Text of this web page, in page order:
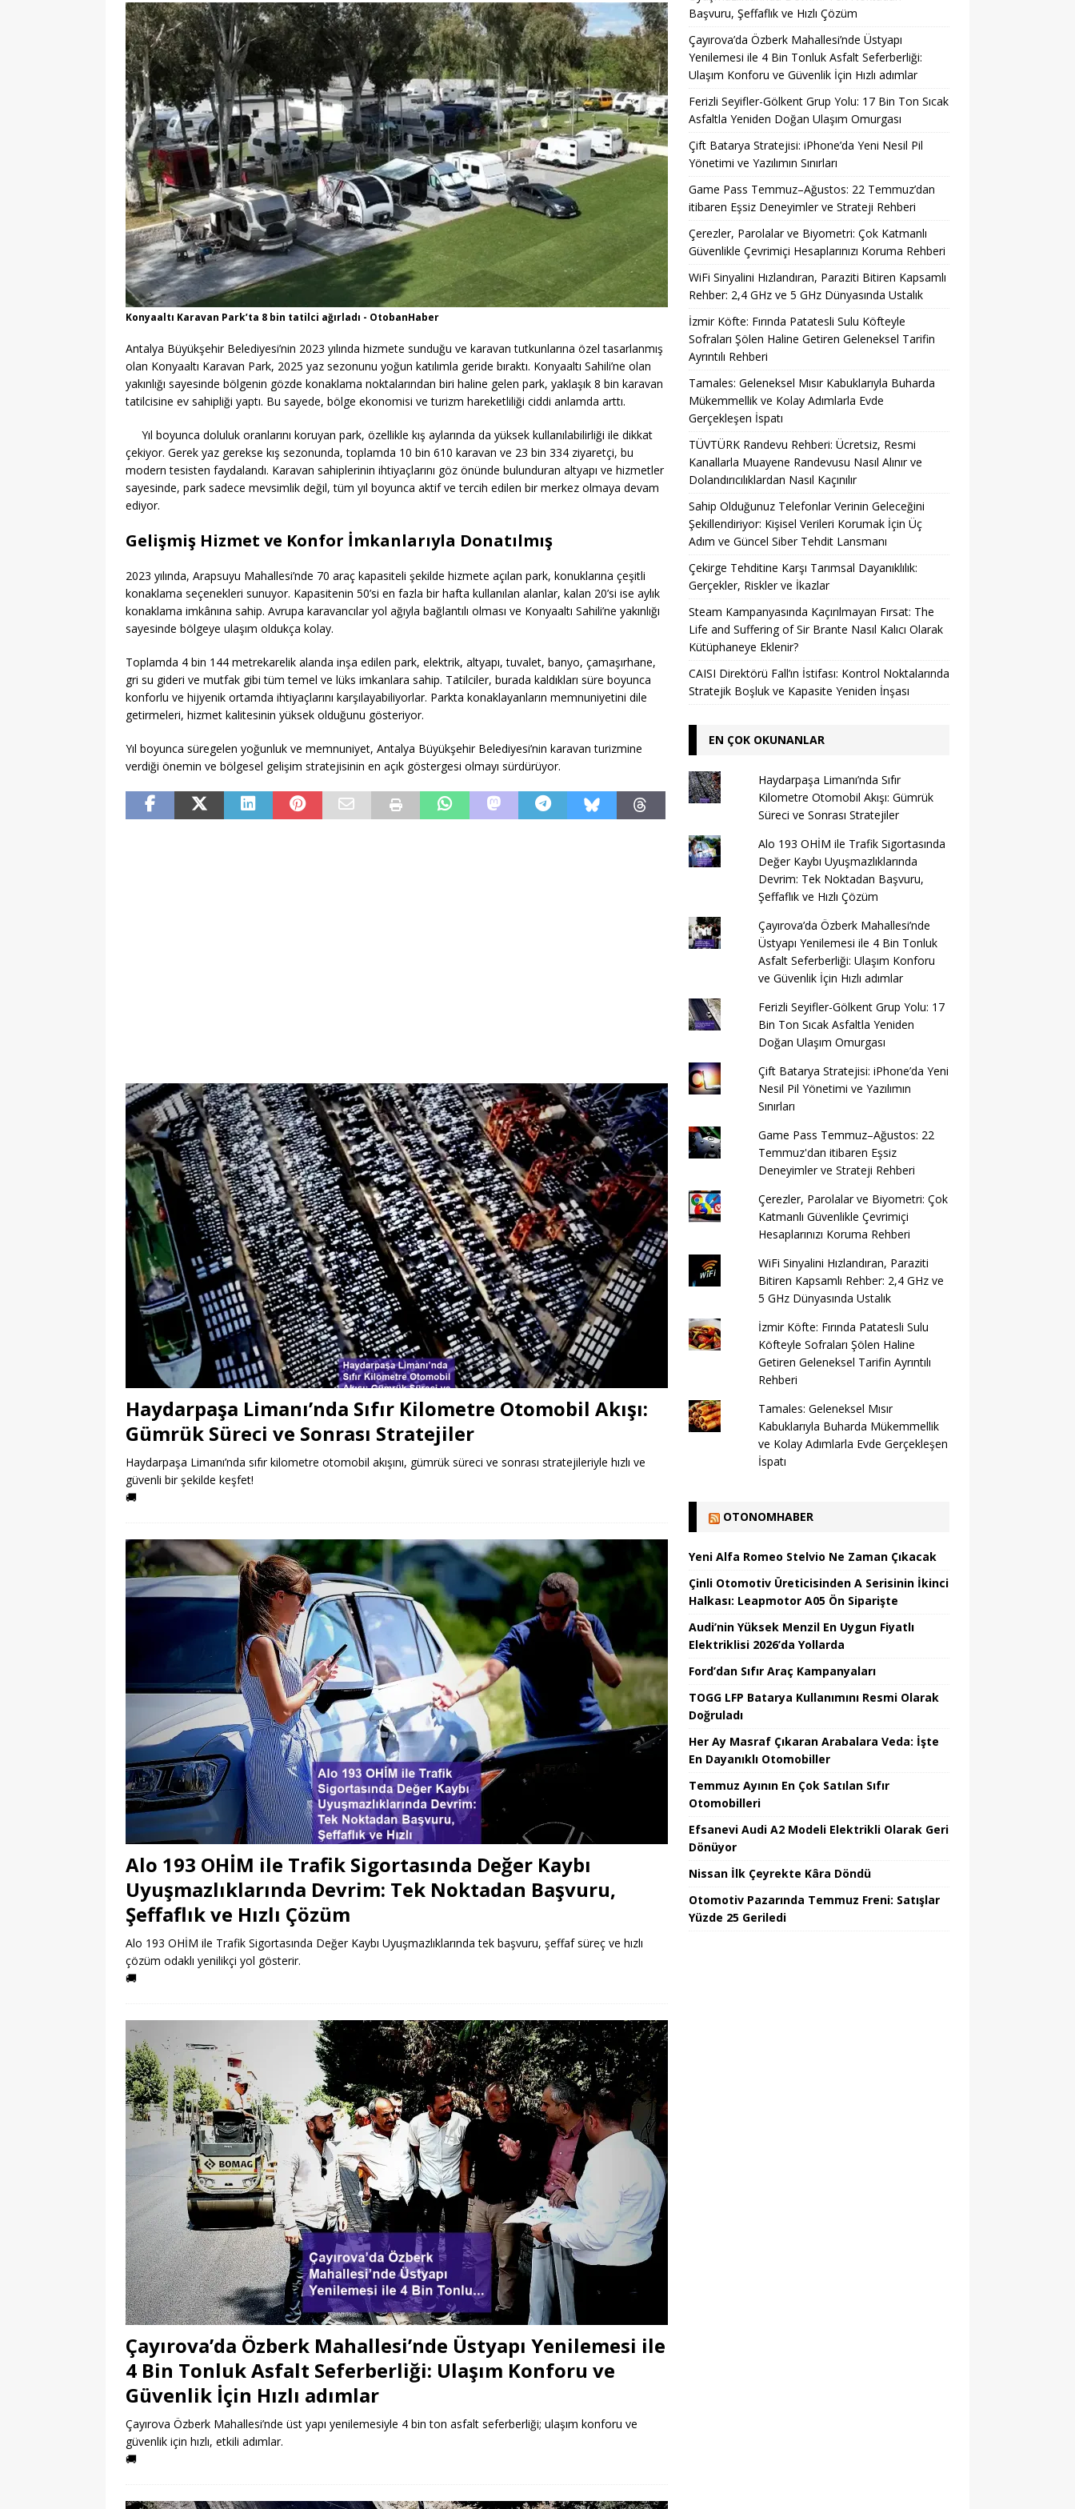
[ 22/07/2026 ] Çift Batarya Stratejisi: iPhone’da Yeni Nesil Pil Yönetimi ve Yazılımın Sınırları
TEKNOLOJİ
[ 27/07/2026 ]
Haydarpaşa Limanı’nda Sıfır Kilometre Otomobil Akışı: Gümrük Süreci ve Sonrası
Stratejiler
KARAYOLU
Konyaaltı Karavan Park’ta 8 bin tatilci ağırladı - OtobanHaber
Antalya Büyükşehir Belediyesi’nin 2023 yılında hizmete sunduğu ve karavan tutkunlarına özel tasarlanmış
olan Konyaaltı Karavan Park, 2025 yaz sezonunu yoğun katılımla geride bıraktı. Konyaaltı Sahili’ne olan
yakınlığı sayesinde bölgenin gözde konaklama noktalarından biri haline gelen park, yaklaşık 8 bin karavan
tatilcisine ev sahipliği yaptı. Bu sayede, bölge ekonomisi ve turizm hareketliliği ciddi anlamda arttı.
Yıl boyunca doluluk oranlarını koruyan park, özellikle kış aylarında da yüksek kullanılabilirliği ile dikkat
çekiyor. Gerek yaz gerekse kış sezonunda, toplamda 10 bin 610 karavan ve 23 bin 334 ziyaretçi, bu
modern tesisten faydalandı. Karavan sahiplerinin ihtiyaçlarını göz önünde bulunduran altyapı ve hizmetler
sayesinde, park sadece mevsimlik değil, tüm yıl boyunca aktif ve tercih edilen bir merkez olmaya devam
ediyor.
Gelişmiş Hizmet ve Konfor İmkanlarıyla Donatılmış
2023 yılında, Arapsuyu Mahallesi’nde 70 araç kapasiteli şekilde hizmete açılan park, konuklarına çeşitli
konaklama seçenekleri sunuyor. Kapasitenin 50’si en fazla bir hafta kullanılan alanlar, kalan 20’si ise aylık
konaklama imkânına sahip. Avrupa karavancılar yol ağıyla bağlantılı olması ve Konyaaltı Sahili’ne yakınlığı
sayesinde bölgeye ulaşım oldukça kolay.
Toplamda 4 bin 144 metrekarelik alanda inşa edilen park, elektrik, altyapı, tuvalet, banyo, çamaşırhane,
gri su gideri ve mutfak gibi tüm temel ve lüks imkanlara sahip. Tatilciler, burada kaldıkları süre boyunca
konforlu ve hijyenik ortamda ihtiyaçlarını karşılayabiliyorlar. Parkta konaklayanların memnuniyetini dile
getirmeleri, hizmet kalitesinin yüksek olduğunu gösteriyor.
Yıl boyunca süregelen yoğunluk ve memnuniyet, Antalya Büyükşehir Belediyesi’nin karavan turizmine
verdiği önemin ve bölgesel gelişim stratejisinin en açık göstergesi olmayı sürdürüyor.
Haydarpaşa Limanı’nda Sıfır Kilometre Otomobil Akışı:
Gümrük Süreci ve Sonrası Stratejiler
Haydarpaşa Limanı’nda sıfır kilometre otomobil akışını, gümrük süreci ve sonrası stratejileriyle hızlı ve
güvenli bir şekilde keşfet!
🚚
Alo 193 OHİM ile Trafik Sigortasında Değer Kaybı
Uyuşmazlıklarında Devrim: Tek Noktadan Başvuru,
Şeffaflık ve Hızlı Çözüm
Alo 193 OHİM ile Trafik Sigortasında Değer Kaybı Uyuşmazlıklarında tek başvuru, şeffaf süreç ve hızlı
çözüm odaklı yenilikçi yol gösterir.
🚚
Çayırova’da Özberk Mahallesi’nde Üstyapı Yenilemesi ile
4 Bin Tonluk Asfalt Seferberliği: Ulaşım Konforu ve
Güvenlik İçin Hızlı adımlar
Çayırova Özberk Mahallesi’nde üst yapı yenilemesiyle 4 bin ton asfalt seferberliği; ulaşım konforu ve
güvenlik için hızlı, etkili adımlar.
🚚
Başvuru, Şeffaflık ve Hızlı Çözüm
Çayırova’da Özberk Mahallesi’nde Üstyapı
Yenilemesi ile 4 Bin Tonluk Asfalt Seferberliği:
Ulaşım Konforu ve Güvenlik İçin Hızlı adımlar
Ferizli Seyifler-Gölkent Grup Yolu: 17 Bin Ton Sıcak
Asfaltla Yeniden Doğan Ulaşım Omurgası
Çift Batarya Stratejisi: iPhone’da Yeni Nesil Pil
Yönetimi ve Yazılımın Sınırları
Game Pass Temmuz–Ağustos: 22 Temmuz’dan
itibaren Eşsiz Deneyimler ve Strateji Rehberi
Çerezler, Parolalar ve Biyometri: Çok Katmanlı
Güvenlikle Çevrimiçi Hesaplarınızı Koruma Rehberi
WiFi Sinyalini Hızlandıran, Paraziti Bitiren Kapsamlı
Rehber: 2,4 GHz ve 5 GHz Dünyasında Ustalık
İzmir Köfte: Fırında Patatesli Sulu Köfteyle
Sofraları Şölen Haline Getiren Geleneksel Tarifin
Ayrıntılı Rehberi
Tamales: Geleneksel Mısır Kabuklarıyla Buharda
Mükemmellik ve Kolay Adımlarla Evde
Gerçekleşen İspatı
TÜVTÜRK Randevu Rehberi: Ücretsiz, Resmi
Kanallarla Muayene Randevusu Nasıl Alınır ve
Dolandırıcılıklardan Nasıl Kaçınılır
Sahip Olduğunuz Telefonlar Verinin Geleceğini
Şekillendiriyor: Kişisel Verileri Korumak İçin Üç
Adım ve Güncel Siber Tehdit Lansmanı
Çekirge Tehditine Karşı Tarımsal Dayanıklılık:
Gerçekler, Riskler ve İkazlar
Steam Kampanyasında Kaçırılmayan Fırsat: The
Life and Suffering of Sir Brante Nasıl Kalıcı Olarak
Kütüphaneye Eklenir?
CAISI Direktörü Fall’ın İstifası: Kontrol Noktalarında
Stratejik Boşluk ve Kapasite Yeniden İnşası
EN ÇOK OKUNANLAR
Haydarpaşa Limanı’nda Sıfır
Kilometre Otomobil Akışı: Gümrük
Süreci ve Sonrası Stratejiler
Alo 193 OHİM ile Trafik Sigortasında
Değer Kaybı Uyuşmazlıklarında
Devrim: Tek Noktadan Başvuru,
Şeffaflık ve Hızlı Çözüm
Çayırova’da Özberk Mahallesi’nde
Üstyapı Yenilemesi ile 4 Bin Tonluk
Asfalt Seferberliği: Ulaşım Konforu
ve Güvenlik İçin Hızlı adımlar
Ferizli Seyifler-Gölkent Grup Yolu: 17
Bin Ton Sıcak Asfaltla Yeniden
Doğan Ulaşım Omurgası
Çift Batarya Stratejisi: iPhone’da Yeni
Nesil Pil Yönetimi ve Yazılımın
Sınırları
Game Pass Temmuz–Ağustos: 22
Temmuz'dan itibaren Eşsiz
Deneyimler ve Strateji Rehberi
Çerezler, Parolalar ve Biyometri: Çok
Katmanlı Güvenlikle Çevrimiçi
Hesaplarınızı Koruma Rehberi
WiFi Sinyalini Hızlandıran, Paraziti
Bitiren Kapsamlı Rehber: 2,4 GHz ve
5 GHz Dünyasında Ustalık
İzmir Köfte: Fırında Patatesli Sulu
Köfteyle Sofraları Şölen Haline
Getiren Geleneksel Tarifin Ayrıntılı
Rehberi
Tamales: Geleneksel Mısır
Kabuklarıyla Buharda Mükemmellik
ve Kolay Adımlarla Evde Gerçekleşen
İspatı
OTONOMHABER
Yeni Alfa Romeo Stelvio Ne Zaman Çıkacak
Çinli Otomotiv Üreticisinden A Serisinin İkinci
Halkası: Leapmotor A05 Ön Siparişte
Audi’nin Yüksek Menzil En Uygun Fiyatlı
Elektriklisi 2026’da Yollarda
Ford’dan Sıfır Araç Kampanyaları
TOGG LFP Batarya Kullanımını Resmi Olarak
Doğruladı
Her Ay Masraf Çıkaran Arabalara Veda: İşte
En Dayanıklı Otomobiller
Temmuz Ayının En Çok Satılan Sıfır
Otomobilleri
Efsanevi Audi A2 Modeli Elektrikli Olarak Geri
Dönüyor
Nissan İlk Çeyrekte Kâra Döndü
Otomotiv Pazarında Temmuz Freni: Satışlar
Yüzde 25 Geriledi